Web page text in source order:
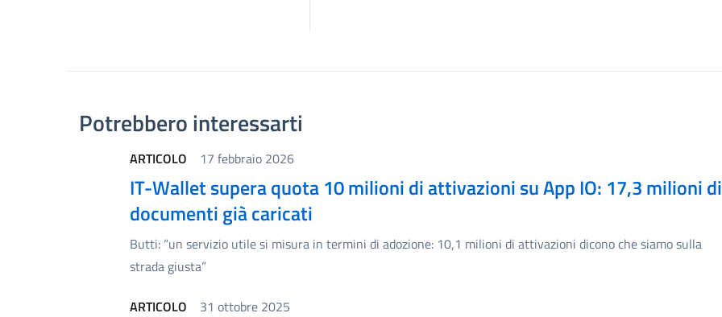
Potrebbero interessarti
ARTICOLO 17 febbraio 2026
IT-Wallet supera quota 10 milioni di attivazioni su App IO: 17,3 milioni di
documenti già caricati
Butti: “un servizio utile si misura in termini di adozione: 10,1 milioni di attivazioni dicono che siamo sulla
strada giusta”
ARTICOLO 31 ottobre 2025